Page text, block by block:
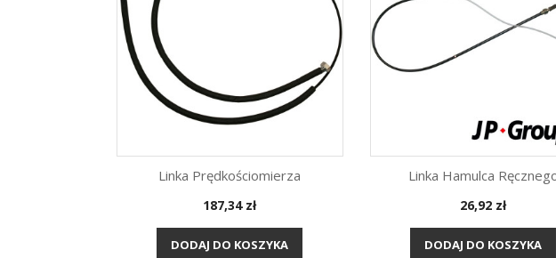
Szybki podgląd
Linka Prędkościomierza
Cena
187,34 zł
DODAJ DO KOSZYKA
Szybki podgląd
Linka Hamulca
Cena
26,92 zł
DODAJ DO KOSZYKA